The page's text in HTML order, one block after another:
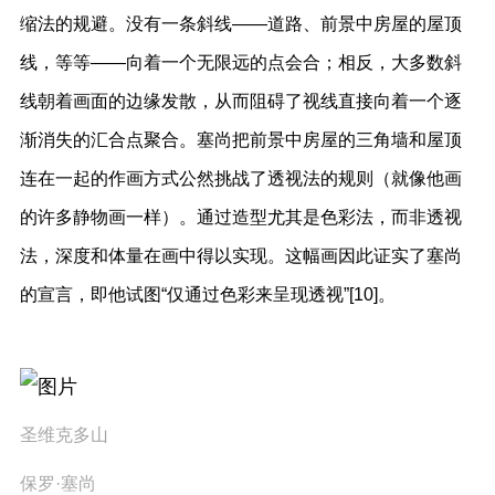
缩法的规避。没有一条斜线——道路、前景中房屋的屋顶
线，等等——向着一个无限远的点会合；相反，大多数斜
线朝着画面的边缘发散，从而阻碍了视线直接向着一个逐
渐消失的汇合点聚合。塞尚把前景中房屋的三角墙和屋顶
连在一起的作画方式公然挑战了透视法的规则（就像他画
的许多静物画一样）。通过造型尤其是色彩法，而非透视
法，深度和体量在画中得以实现。这幅画因此证实了塞尚
的宣言，即他试图“仅通过色彩来呈现透视”[10]。
圣维克多山
保罗·塞尚